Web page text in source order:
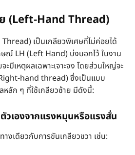
(Left‑Hand Thread)
เป็นเกลียวพิเศษที่ไม่ค่อยได้
ณ์ LH (Left Hand) บ่งบอกไว้ ในงาน
ะมีเหตุผลเฉพาะเจาะจง โดยส่วนใหญ่จะ
hand thread) ซึ่งเป็นแบบ
หลัก ๆ ที่ใช้เกลียวซ้าย มีดังนี้:
วเองจากแรงหมุนหรือแรงสั่น
งเดียวกับการขันเกลียวขวา เช่น: